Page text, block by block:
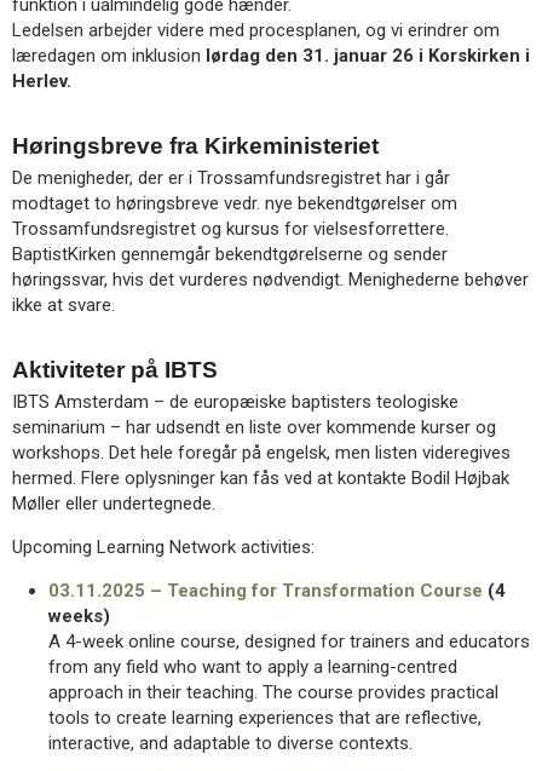
funktion i ualmindelig gode hænder.
Ledelsen arbejder videre med procesplanen, og vi erindrer om
læredagen om inklusion lørdag den 31. januar 26 i Korskirken i
Herlev.
Høringsbreve fra Kirkeministeriet
De menigheder, der er i Trossamfundsregistret har i går
modtaget to høringsbreve vedr. nye bekendtgørelser om
Trossamfundsregistret og kursus for vielsesforrettere.
BaptistKirken gennemgår bekendtgørelserne og sender
høringssvar, hvis det vurderes nødvendigt. Menighederne behøver
ikke at svare.
Aktiviteter på IBTS
IBTS Amsterdam – de europæiske baptisters teologiske
seminarium – har udsendt en liste over kommende kurser og
workshops. Det hele foregår på engelsk, men listen videregives
hermed. Flere oplysninger kan fås ved at kontakte Bodil Højbak
Møller eller undertegnede.
Upcoming Learning Network activities:
03.11.2025 – Teaching for Transformation Course (4
weeks)
A 4-week online course, designed for trainers and educators
from any field who want to apply a learning-centred
approach in their teaching. The course provides practical
tools to create learning experiences that are reflective,
interactive, and adaptable to diverse contexts.